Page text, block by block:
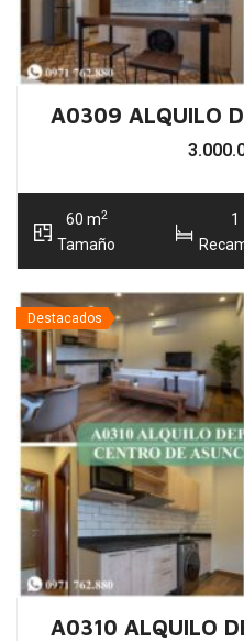
A0309 ALQUILO
60 m2
Tamaño
1
Destacados
A0310 ALQUILO